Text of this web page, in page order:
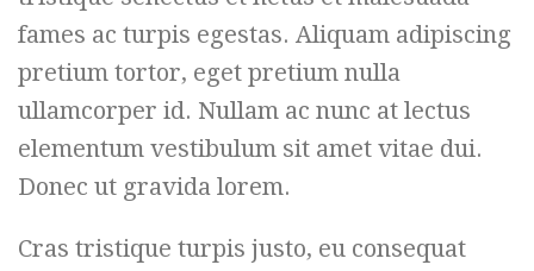
fames ac turpis egestas. Aliquam adipiscing
pretium tortor, eget pretium nulla
ullamcorper id. Nullam ac nunc at lectus
elementum vestibulum sit amet vitae dui.
Donec ut gravida lorem.
Cras tristique turpis justo, eu consequat